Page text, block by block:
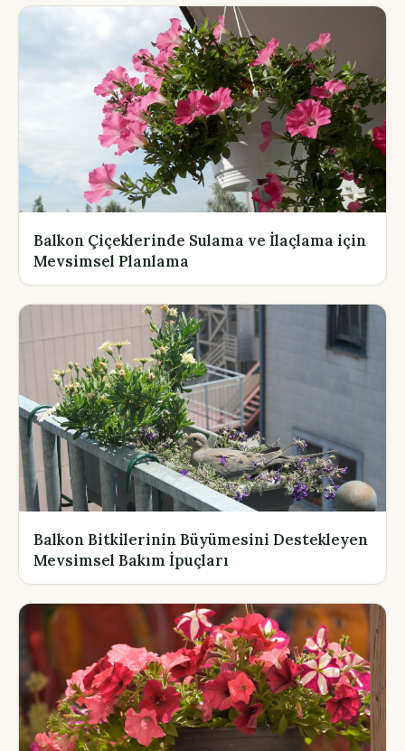
Balkon Çiçeklerinde Sulama ve İlaçlama için
Mevsimsel Planlama
Balkon Bitkilerinin Büyümesini Destekleyen
Mevsimsel Bakım İpuçları